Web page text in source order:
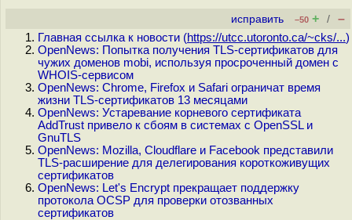
исправить –50 + / –
Главная ссылка к новости (https://utcc.utoronto.ca/~cks/...)
OpenNews: Попытка получения TLS-сертификатов для
чужих доменов mobi, используя просроченный домен с
WHOIS-сервисом
OpenNews: Chrome, Firefox и Safari ограничат время
жизни TLS-сертификатов 13 месяцами
OpenNews: Устаревание корневого сертификата
AddTrust привело к сбоям в системах с OpenSSL и
GnuTLS
OpenNews: Mozilla, Cloudflare и Facebook представили
TLS-расширение для делегирования короткоживущих
сертификатов
OpenNews: Let's Encrypt прекращает поддержку
протокола OCSP для проверки отозванных
сертификатов